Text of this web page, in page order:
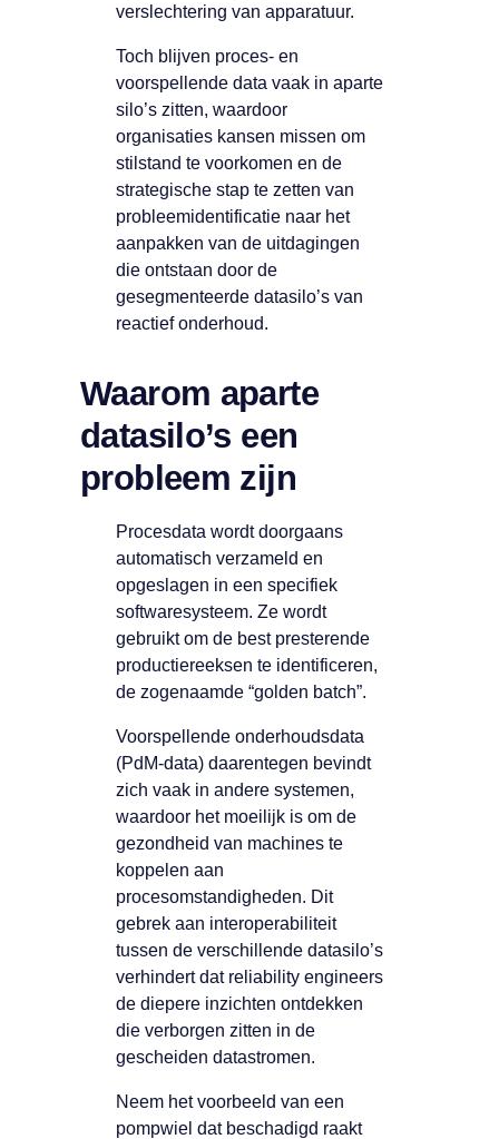
verslechtering van apparatuur.
Toch blijven proces- en
voorspellende data vaak in aparte
silo’s zitten, waardoor
organisaties kansen missen om
stilstand te voorkomen en de
strategische stap te zetten van
probleemidentificatie naar het
aanpakken van de uitdagingen
die ontstaan door de
gesegmenteerde datasilo’s van
reactief onderhoud.
Waarom aparte
datasilo’s een
probleem zijn
Procesdata wordt doorgaans
automatisch verzameld en
opgeslagen in een specifiek
softwaresysteem. Ze wordt
gebruikt om de best presterende
productiereeksen te identificeren,
de zogenaamde “golden batch”.
Voorspellende onderhoudsdata
(PdM-data) daarentegen bevindt
zich vaak in andere systemen,
waardoor het moeilijk is om de
gezondheid van machines te
koppelen aan
procesomstandigheden. Dit
gebrek aan interoperabiliteit
tussen de verschillende datasilo’s
verhindert dat reliability engineers
de diepere inzichten ontdekken
die verborgen zitten in de
gescheiden datastromen.
Neem het voorbeeld van een
pompwiel dat beschadigd raakt